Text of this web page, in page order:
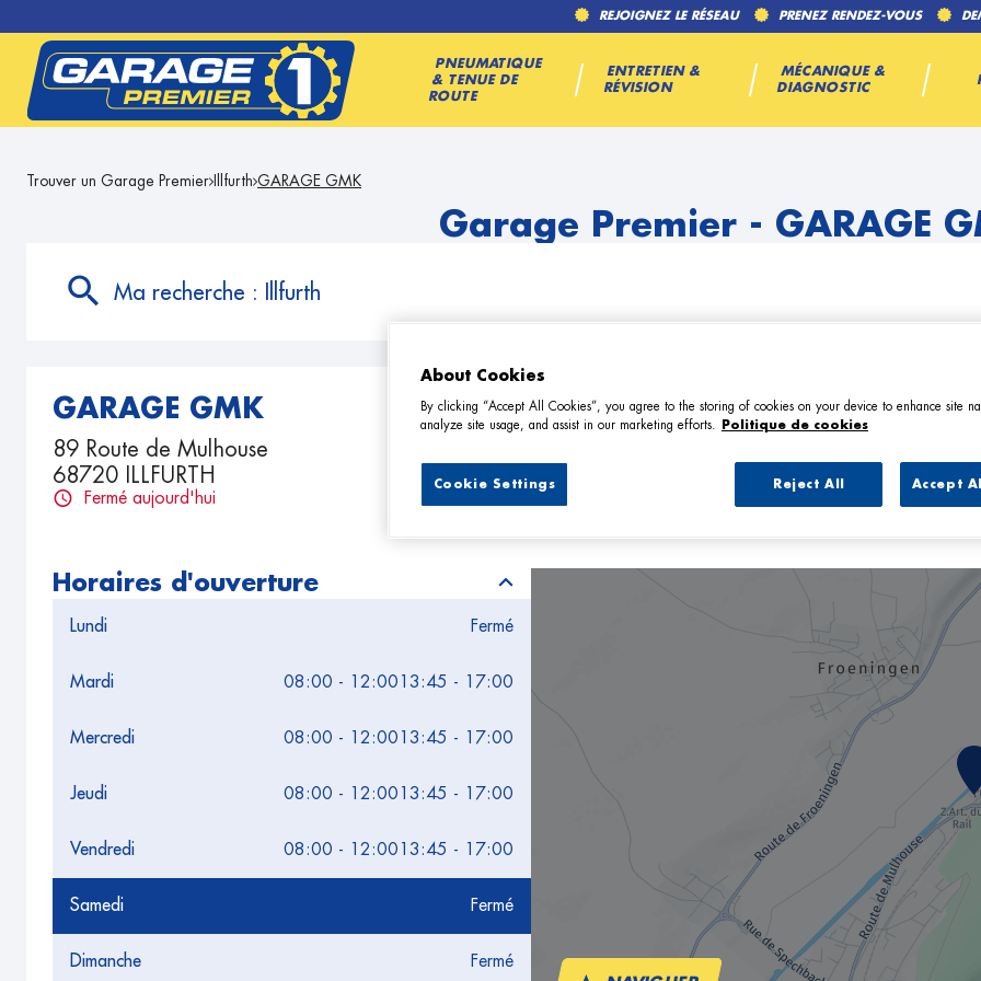
REJOIGNEZ LE RÉSEAU PRENEZ RENDEZ-VOUS
PNEUMATIQUE
& TENUE DE
ROUTE
ENTRETIEN &
RÉVISION
MÉCANIQUE &
DIAGNOSTIC
Trouver un Garage Premier Illfurth GARAGE GMK
Garage Premier - GARAGE
Ma recherche : Illfurth
GARAGE GMK
89 Route de Mulhouse
68720 ILLFURTH
Fermé aujourd'hui
Horaires d'ouverture
Lundi Fermé
Mardi 08:00 - 12:00 13:45 - 17:00
Mercredi 08:00 - 12:00 13:45 - 17:00
Jeudi 08:00 - 12:00 13:45 - 17:00
Vendredi 08:00 - 12:00 13:45 - 17:00
Samedi Fermé
Dimanche Fermé
About Cookies
By clicking “Accept All Cookies”, you agree to the storing of cookies on your device to enhance site
analyze site usage, and assist in our marketing efforts.
Politique de cookies
Reject All Accept
Cookie Settings